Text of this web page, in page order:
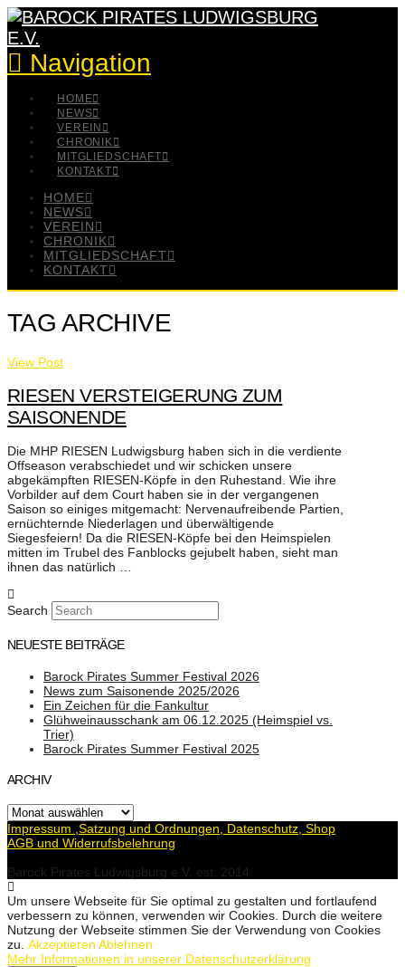
Navigation
HOME
NEWS
VEREIN
CHRONIK
MITGLIEDSCHAFT
KONTAKT
HOME
NEWS
VEREIN
CHRONIK
MITGLIEDSCHAFT
KONTAKT
TAG ARCHIVE
View Post
RIESEN VERSTEIGERUNG ZUM
SAISONENDE
Die MHP RIESEN Ludwigsburg haben sich in die verdiente
Offseason verabschiedet und wir schicken unsere
abgekämpften RIESEN-Köpfe in den Ruhestand. Wie ihre
Vorbilder auf dem Court haben sie in der vergangenen
Saison so einiges mitgemacht: Nervenaufreibende Partien,
ernüchternde Niederlagen und überwältigende
Siegesfeiern! Da die RIESEN-Köpfe bei den Heimspielen
mitten im Trubel des Fanblocks gejubelt haben, sieht man
ihnen das natürlich …
Search
NEUESTE BEITRÄGE
Barock Pirates Summer Festival 2026
News zum Saisonende 2025/2026
Ein Zeichen für die Fankultur
Glühweinausschank am 06.12.2025 (Heimspiel vs.
Trier)
Barock Pirates Summer Festival 2025
ARCHIV
Archiv
Impressum ,Satzung und Ordnungen, Datenschutz, Shop
AGB und Widerrufsbelehrung
Barock Pirates Ludwigsburg e.V. est. 2014
Um unsere Webseite für Sie optimal zu gestalten und fortlaufend
verbessern zu können, verwenden wir Cookies. Durch die weitere
Nutzung der Webseite stimmen Sie der Verwendung von Cookies
zu. Akzeptieren Ablehnen
Mehr Informationen in unserer Datenschutzerklärung